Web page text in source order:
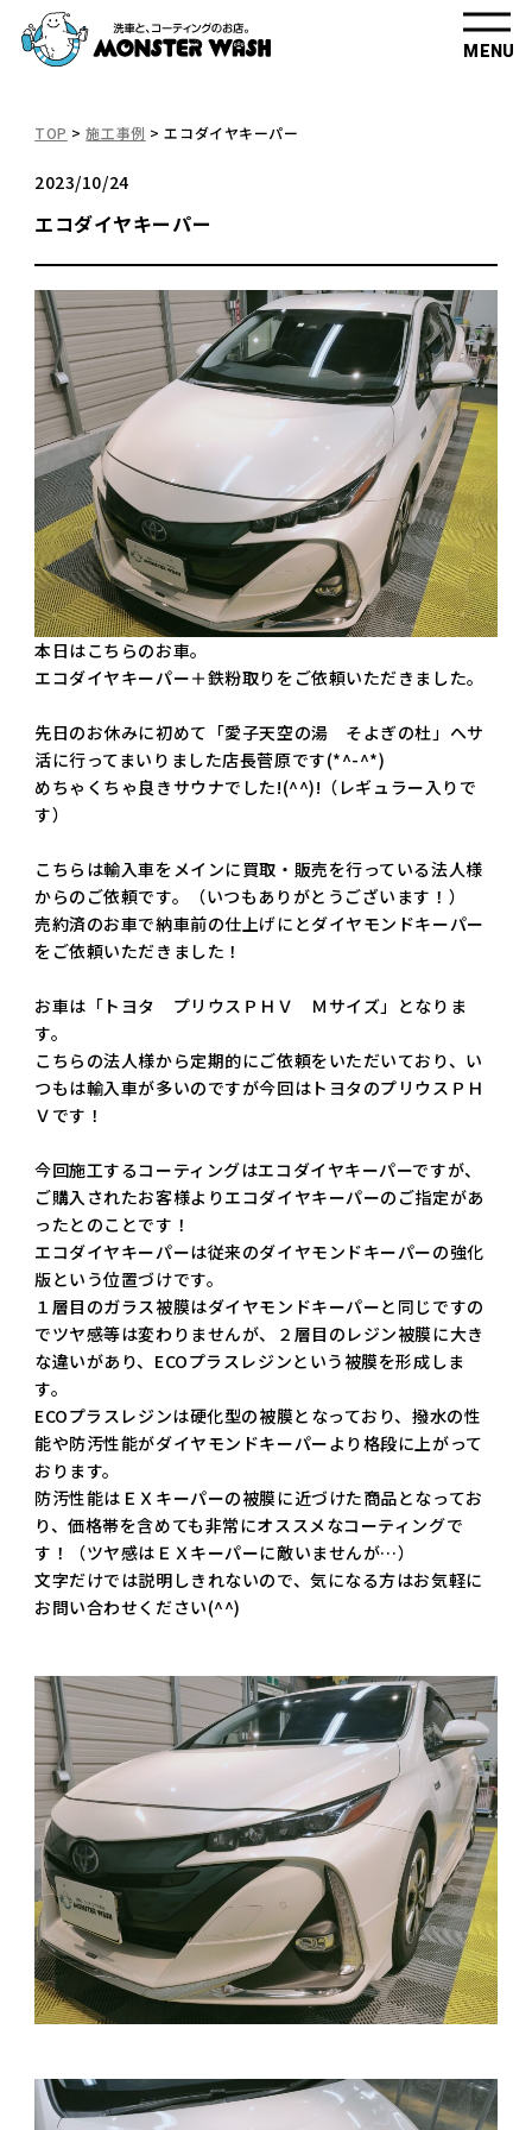
MENU
TOP >施工事例 >エコダイヤキーパー
2023/10/24
エコダイヤキーパー
本日はこちらのお車。
エコダイヤキーパー＋鉄粉取りをご依頼いただきました。
先日のお休みに初めて「愛子天空の湯 そよぎの杜」へサ
活に行ってまいりました店長菅原です(*^-^*)
めちゃくちゃ良きサウナでした!(^^)!（レギュラー入りで
す）
こちらは輸入車をメインに買取・販売を行っている法人様
からのご依頼です。（いつもありがとうございます！）
売約済のお車で納車前の仕上げにとダイヤモンドキーパー
をご依頼いただきました！
お車は「トヨタ プリウスＰＨＶ Ｍサイズ」となりま
す。
こちらの法人様から定期的にご依頼をいただいており、い
つもは輸入車が多いのですが今回はトヨタのプリウスＰＨ
Ｖです！
今回施工するコーティングはエコダイヤキーパーですが、
ご購入されたお客様よりエコダイヤキーパーのご指定があ
ったとのことです！
エコダイヤキーパーは従来のダイヤモンドキーパーの強化
版という位置づけです。
１層目のガラス被膜はダイヤモンドキーパーと同じですの
でツヤ感等は変わりませんが、２層目のレジン被膜に大き
な違いがあり、ECOプラスレジンという被膜を形成しま
す。
ECOプラスレジンは硬化型の被膜となっており、撥水の性
能や防汚性能がダイヤモンドキーパーより格段に上がって
おります。
防汚性能はＥＸキーパーの被膜に近づけた商品となってお
り、価格帯を含めても非常にオススメなコーティングで
す！（ツヤ感はＥＸキーパーに敵いませんが…）
文字だけでは説明しきれないので、気になる方はお気軽に
お問い合わせください(^^)